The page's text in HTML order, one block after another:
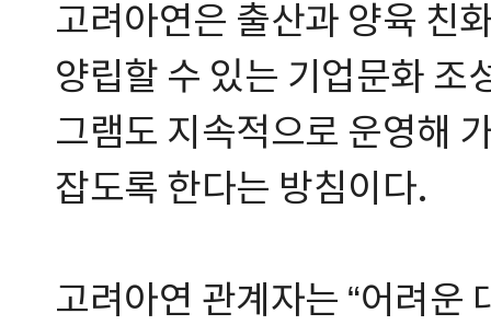
고려아연은 출산과 양육 친
양립할 수 있는 기업문화 조
그램도 지속적으로 운영해
잡도록 한다는 방침이다.
고려아연 관계자는 “어려운